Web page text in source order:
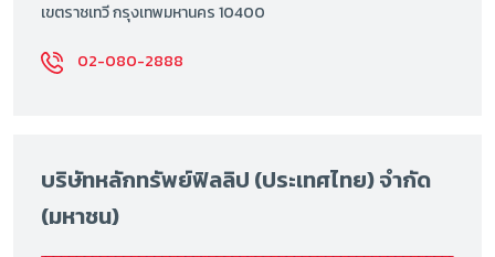
เขตราชเทวี กรุงเทพมหานคร 10400
02-080-2888
บริษัทหลักทรัพย์ฟิลลิป (ประเทศไทย) จำกัด
(มหาชน)